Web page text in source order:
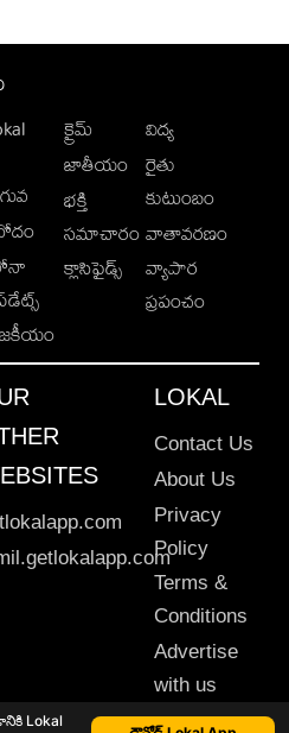
Lokal
క్రైమ్
జాతీయం
భక్తి
సమాచారం
క్లాసిఫైడ్స్
విద్య
రైతు
కుటుంబం
వాతావరణం
వ్యాపార
ప్రపంచం
LOKAL
Contact Us
About Us
Privacy
Policy
Terms &
Conditions
Advertise
with us
Sitemap